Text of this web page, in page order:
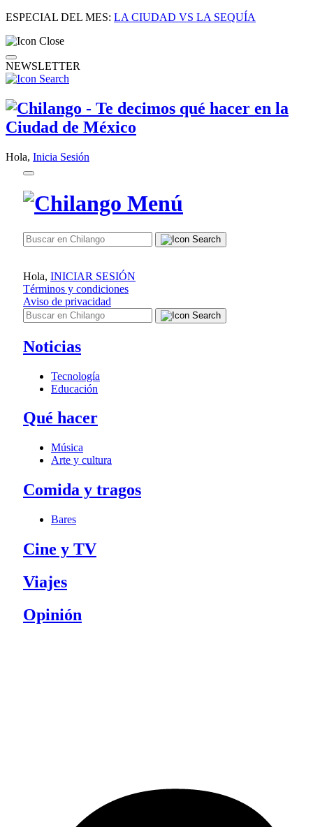
ESPECIAL DEL MES: LA CIUDAD VS LA SEQUÍA
NEWSLETTER
Hola, Inicia Sesión
Hola, INICIAR SESIÓN
Términos y condiciones
Aviso de privacidad
Noticias
Tecnología
Educación
Qué hacer
Música
Arte y cultura
Comida y tragos
Bares
Cine y TV
Viajes
Opinión